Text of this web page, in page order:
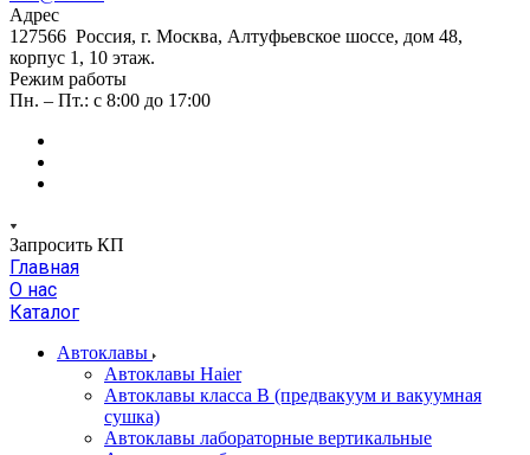
Адрес
127566 Россия, г. Москва, Алтуфьевское шоссе, дом 48,
корпус 1, 10 этаж.
Режим работы
Пн. – Пт.: с 8:00 до 17:00
Запросить КП
Главная
О нас
Каталог
Автоклавы
Автоклавы Haier
Автоклавы класса B (предвакуум и вакуумная
сушка)
Автоклавы лабораторные вертикальные